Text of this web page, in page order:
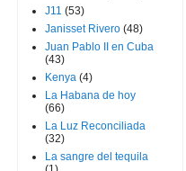
J11 (53)
Janisset Rivero (48)
Juan Pablo II en Cuba
(43)
Kenya (4)
La Habana de hoy
(66)
La Luz Reconciliada
(32)
La sangre del tequila